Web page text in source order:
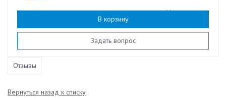
Наличие:есть
В корзину
Задать вопрос
Отзывы
Вернуться назад к списку